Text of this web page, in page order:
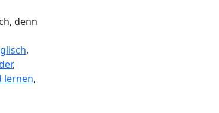
denn
,
,
lernen,